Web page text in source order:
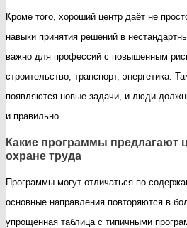
Кроме того, хороший центр даёт не
навыки принятия решений в
важно для профессий с повышенным
строительство, транспорт, энергетика.
появляются новые задачи, и люди
и правильно.
Какие программы предлагают
охране труда
Программы могут отличаться по
основные направления повторяются в
упрощённая таблица с типичными